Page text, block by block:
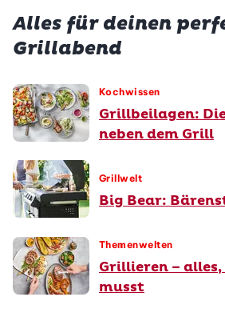
Alles für deinen
Grillabend
Kochwissen
Grillbeilagen:
neben dem Grill
Grillwelt
Big Bear:
Themenwelten
Grillieren –
musst